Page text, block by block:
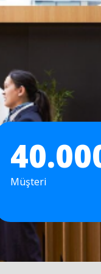
Müşteri